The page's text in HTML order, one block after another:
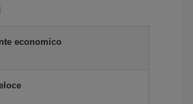
economico